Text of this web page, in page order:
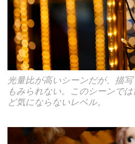
光量比が高いシーンだが、描
もみられない。このシーンで
ど気にならないレベル。